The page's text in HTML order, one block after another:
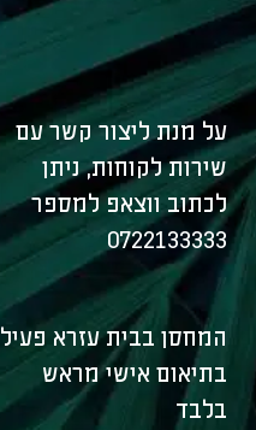
על מנת ליצור קשר עם
שירות לקוחות, ניתן
לכתוב ווצאפ למספר
0722133333
המחסן בבית עזרא פעיל
בתיאום אישי מראש
בלבד